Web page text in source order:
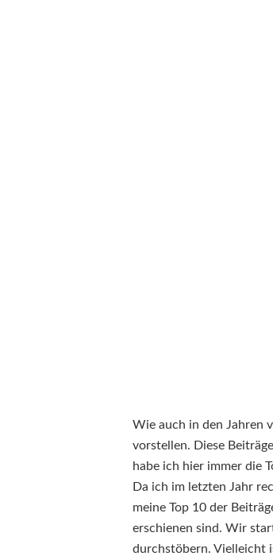
Wie auch in den Jahren
vorstellen. Diese
habe ich hier immer die
Da ich im letzten Jahr
meine Top 10 der
erschienen sind. Wir
durchstöbern. Vielleicht